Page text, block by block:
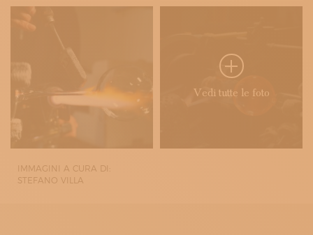
Vedi tutte le foto
IMMAGINI A CURA DI:
STEFANO VILLA